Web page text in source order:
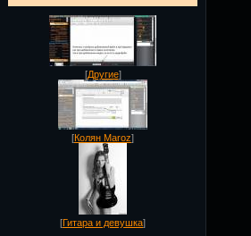
[Другие]
[Колян Maroz]
[Гитара и девушка]